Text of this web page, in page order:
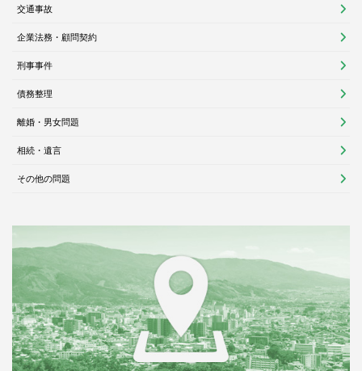
交通事故
企業法務・顧問契約
刑事事件
債務整理
離婚・男女問題
相続・遺言
その他の問題